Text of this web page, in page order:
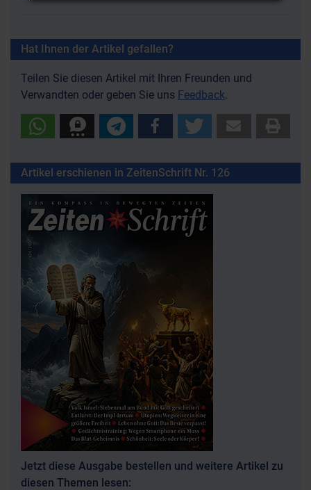
Hat Ihnen der Artikel gefallen?
Teilen Sie diesen Artikel mit Ihren Freunden und
Verwandten oder geben Sie uns Feedback.
Artikel erschienen in ZeitenSchrift Nr. 126
Jetzt diese Ausgabe bestellen und weitere Artikel zu
diesen Themen lesen: